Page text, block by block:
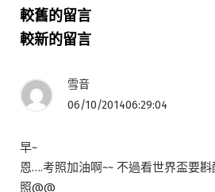
留
言
導
覽
較舊的留言
較新的留言
雪音
06/10/201406:29:04
早~
恩….考照加油啊~~ 不過看世界盃要
照@@